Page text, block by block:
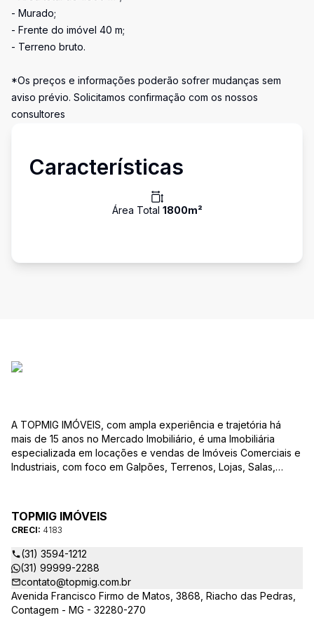
- Murado;
- Frente do imóvel 40 m;
- Terreno bruto.
*Os preços e informações poderão sofrer mudanças sem
aviso prévio. Solicitamos confirmação com os nossos
consultores
Características
Área Total 1800m²
A TOPMIG IMÓVEIS, com ampla experiência e trajetória há
mais de 15 anos no Mercado Imobiliário, é uma Imobiliária
especializada em locações e vendas de Imóveis Comerciais e
Industriais, com foco em Galpões, Terrenos, Lojas, Salas,
suas necessidades e objetivos comerciais. Nossos corretores,
devidamente credenciados ao CRECI-MG, estão à disposição
para sanar todas as suas dúvidas e orientá-los na melhor
escolha do imóvel que se adapte ao seu negócio. A TOPMIG
IMÓVEIS é uma Imobiliária diferenciada no mercado e
apresenta as seguintes vantagens: Acompanhamento
Personalizado: Acompanhamos com exclusividade os nossos
clientes em visitas, garantindo que o imóvel apresentado
TOPMIG IMÓVEIS
CRECI: 4183
(31) 3594-1212
(31) 99999-2288
contato@topmig.com.br
Avenida Francisco Firmo de Matos, 3868, Riacho das Pedras,
Contagem - MG - 32280-270